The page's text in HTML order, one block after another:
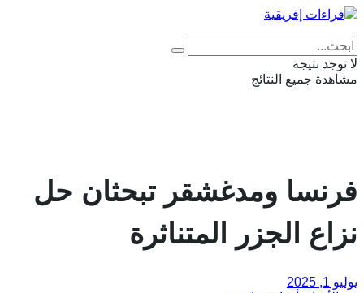
لا توجد نتيجة
مشاهدة جميع النتائج
فرنسا ومدغشقر تبحثان حل
نزاع الجزر المتناثرة
يوليو 1, 2025